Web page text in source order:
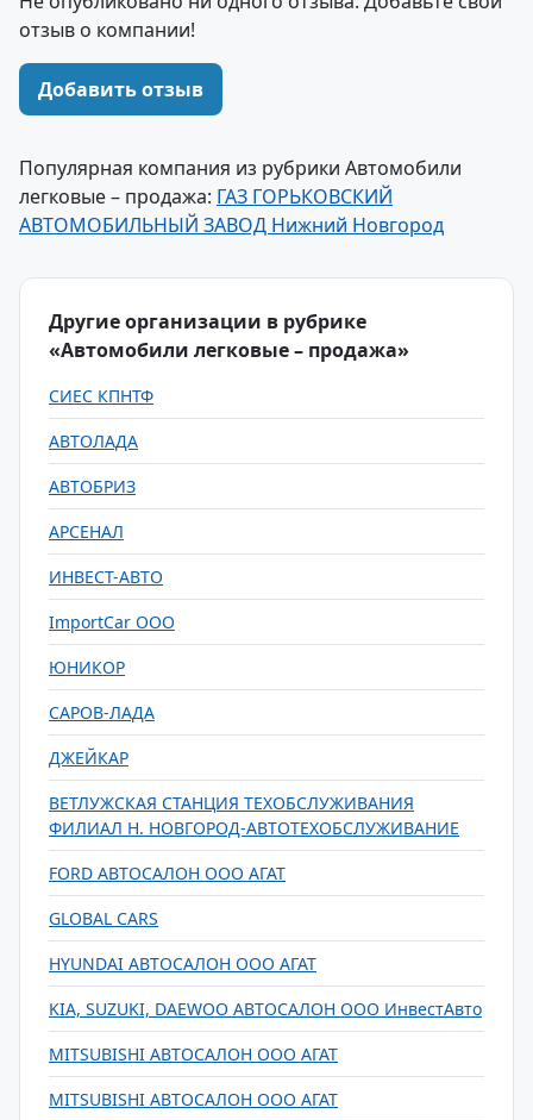
отзыв о компании!
Добавить отзыв
Популярная компания из рубрики Автомобили
легковые – продажа: ГАЗ ГОРЬКОВСКИЙ
АВТОМОБИЛЬНЫЙ ЗАВОД Нижний Новгород
Другие организации в рубрике
«Автомобили легковые – продажа»
СИЕС КПНТФ
АВТОЛАДА
АВТОБРИЗ
АРСЕНАЛ
ИНВЕСТ-АВТО
ImportCar ООО
ЮНИКОР
САРОВ-ЛАДА
ДЖЕЙКАР
ВЕТЛУЖСКАЯ СТАНЦИЯ ТЕХОБСЛУЖИВАНИЯ
ФИЛИАЛ Н. НОВГОРОД-АВТОТЕХОБСЛУЖИВАНИЕ
FORD АВТОСАЛОН ООО АГАТ
GLOBAL CARS
HYUNDAI АВТОСАЛОН ООО АГАТ
KIA, SUZUKI, DAEWOO АВТОСАЛОН ООО ИнвестАвто
MITSUBISHI АВТОСАЛОН ООО АГАТ
MITSUBISHI АВТОСАЛОН ООО АГАТ